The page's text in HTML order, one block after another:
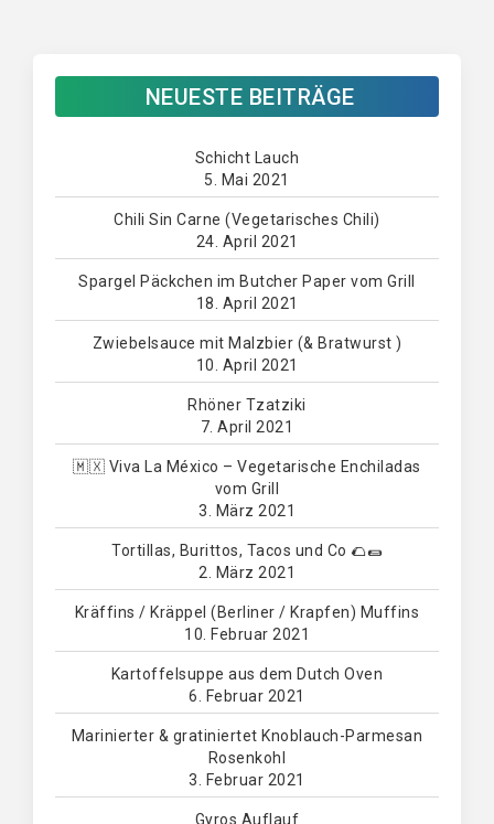
NEUESTE BEITRÄGE
Schicht Lauch
5. Mai 2021
Chili Sin Carne (Vegetarisches Chili)
24. April 2021
Spargel Päckchen im Butcher Paper vom Grill
18. April 2021
Zwiebelsauce mit Malzbier (& Bratwurst )
10. April 2021
Rhöner Tzatziki
7. April 2021
🇲🇽 Viva La México – Vegetarische Enchiladas
vom Grill
3. März 2021
Tortillas, Burittos, Tacos und Co 🌮🌯
2. März 2021
Kräffins / Kräppel (Berliner / Krapfen) Muffins
10. Februar 2021
Kartoffelsuppe aus dem Dutch Oven
6. Februar 2021
Marinierter & gratiniertet Knoblauch-Parmesan
Rosenkohl
3. Februar 2021
Gyros Auflauf